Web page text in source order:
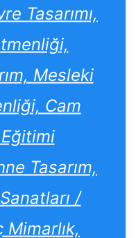
Tasarımı,
Mesleki
Cam
Eğitimi
Tasarım,
/
Mimarlık,